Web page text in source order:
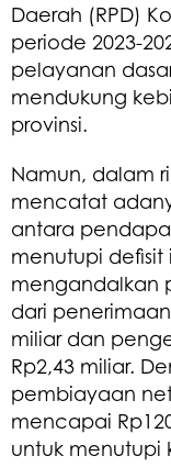
Daerah (RPD)
periode 2023-
pelayanan
mendukung
provinsi.
Namun, dalam
mencatat
antara
menutupi defisit
mengandalkan
dari
miliar dan
Rp2,43 miliar.
pembiayaan
mencapai
untuk menutupi